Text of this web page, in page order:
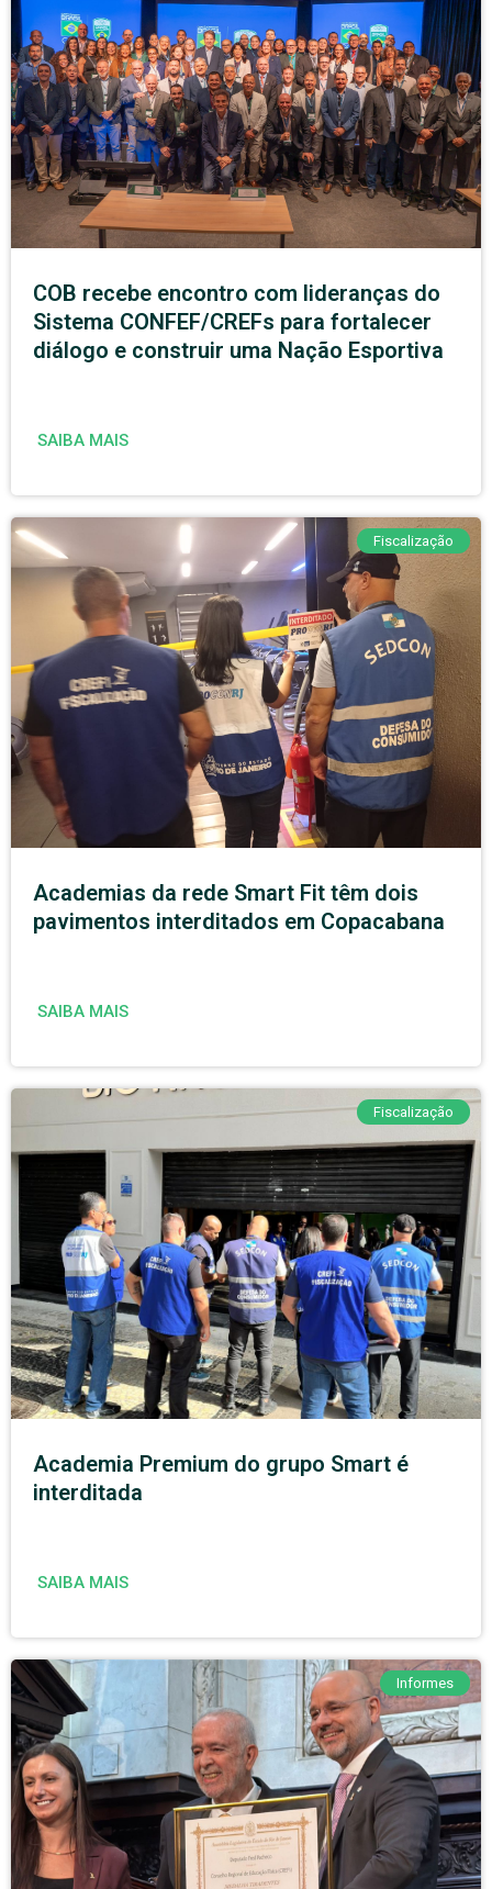
COB recebe encontro com lideranças do
Sistema CONFEF/CREFs para fortalecer
diálogo e construir uma Nação Esportiva
SAIBA MAIS
Fiscalização
Academias da rede Smart Fit têm dois
pavimentos interditados em Copacabana
SAIBA MAIS
Fiscalização
Academia Premium do grupo Smart é
interditada
SAIBA MAIS
Informes